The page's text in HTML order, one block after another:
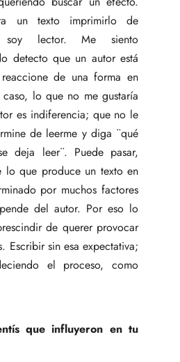
un texto imprimirlo de
soy lector. Me siento
detecto que un autor está
de una forma en
lo que no me gustaría
es indiferencia; que no le
de leerme y diga ¨qué
deja leer¨. Puede pasar,
lo que produce un texto en
por muchos factores
del autor. Por eso lo
de querer provocar
Escribir sin esa expectativa;
el proceso, como
que influyeron en tu